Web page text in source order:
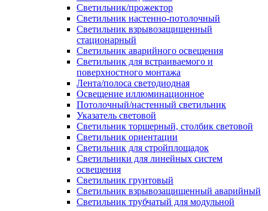
Светильник/прожектор
Светильник настенно-потолочный
Светильник взрывозащищенный
стационарный
Светильник аварийного освещения
Светильник для встраиваемого и
поверхностного монтажа
Лента/полоса светодиодная
Освещение иллюминационное
Потолочный/настенный светильник
Указатель световой
Светильник торшерный, столбик световой
Светильник ориентации
Светильник для стройплощадок
Светильники для линейных систем
освещения
Светильник грунтовый
Светильник взрывозащищенный аварийный
Светильник трубчатый для модульной